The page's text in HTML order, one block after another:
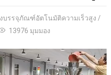
บรรจุภัณฑ์อัตโนมัติความเร็วสูง /
13976 มุมมอง